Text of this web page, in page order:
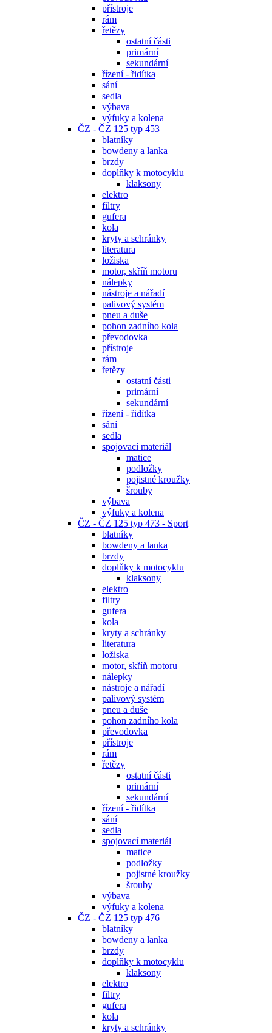
přístroje
rám
řetězy
ostatní části
primární
sekundární
řízení - řidítka
sání
sedla
výbava
výfuky a kolena
ČZ - ČZ 125 typ 453
blatníky
bowdeny a lanka
brzdy
doplňky k motocyklu
klaksony
elektro
filtry
gufera
kola
kryty a schránky
literatura
ložiska
motor, skříň motoru
nálepky
nástroje a nářadí
palivový systém
pneu a duše
pohon zadního kola
převodovka
přístroje
rám
řetězy
ostatní části
primární
sekundární
řízení - řidítka
sání
sedla
spojovací materiál
matice
podložky
pojistné kroužky
šrouby
výbava
výfuky a kolena
ČZ - ČZ 125 typ 473 - Sport
blatníky
bowdeny a lanka
brzdy
doplňky k motocyklu
klaksony
elektro
filtry
gufera
kola
kryty a schránky
literatura
ložiska
motor, skříň motoru
nálepky
nástroje a nářadí
palivový systém
pneu a duše
pohon zadního kola
převodovka
přístroje
rám
řetězy
ostatní části
primární
sekundární
řízení - řidítka
sání
sedla
spojovací materiál
matice
podložky
pojistné kroužky
šrouby
výbava
výfuky a kolena
ČZ - ČZ 125 typ 476
blatníky
bowdeny a lanka
brzdy
doplňky k motocyklu
klaksony
elektro
filtry
gufera
kola
kryty a schránky